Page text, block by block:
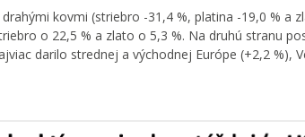
kovmi (striebro -31,4 %, platina -19,0 ​​% a
o 22,5 % a zlato o 5,3 %. Na druhú stranu
darilo strednej a východnej Európe (+2,2 %),